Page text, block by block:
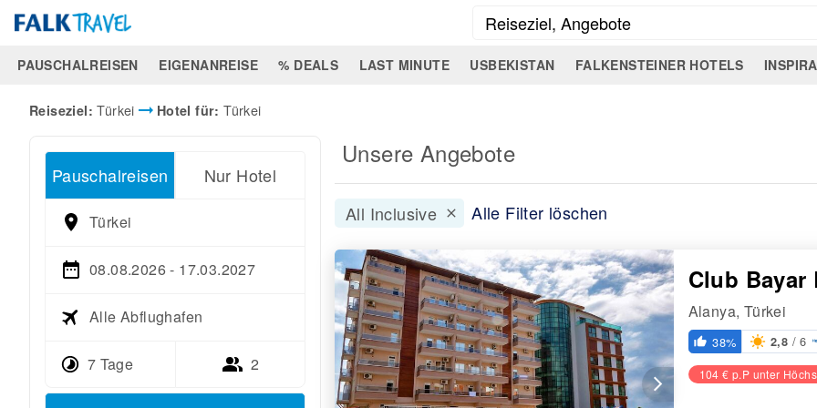
PAUSCHALREISEN EIGENANREISE % DEALS LAST MINUTE USBEKISTAN FALKENSTEINER HOTELS
Reiseziel: Türkei arrow_right_alt Hotel für: Türkei
Pauschalreisen Nur Hotel
Türkei
08.08.2026 - 17.03.2027
Alle Abflughafen
7 Tage 2
Unsere Angebote
All Inclusive clear Alle Filter löschen
arrow_forward_ios
Club Bayar
Alanya, Türkei
thumb_up_alt 38% 2,8 / 6
104 € p.P unter